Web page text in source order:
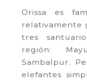
Orissa es
relativamente
tres
región:
Sambalpur.
elefantes